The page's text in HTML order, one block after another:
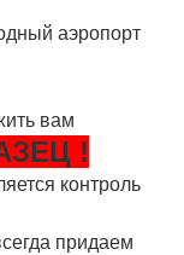
аэропорт
вам
!
контроль
придаем